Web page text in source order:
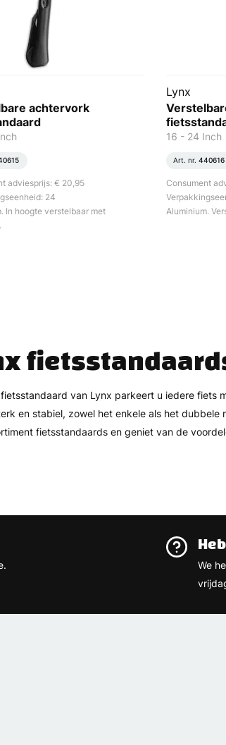
van Lynx parkeert u iedere fiets
en stabiel, zowel het enkele als het
fietsstandaards en geniet van de
achtervork
adviesprijs: € 20,95
24
In hoogte verstelbaar met
Lynx
16 - 24 Inch
Art. nr. 440616
Consument
Aluminium.
We